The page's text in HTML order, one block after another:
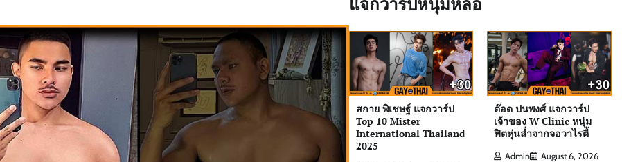
แจกวาร์ปหนุ่มหล่อ
สกาย พิเชษฐ์ แจกวาร์ป
Top 10 Mister
International Thailand
2025
ต๊อด ปนพงศ์ แจกวาร์ป
เจ้าของ W Clinic หนุ่ม
ฟิตหุ่นล่ำจากจอวาไรตี้
Admin
August 6, 2026